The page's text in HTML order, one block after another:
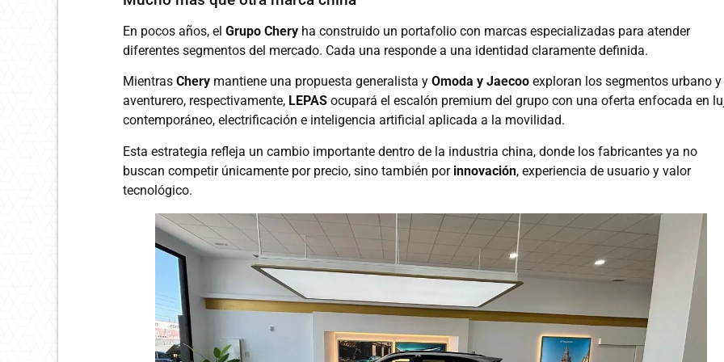
En pocos años, el Grupo Chery ha construido un portafolio con marcas especializadas para atender
diferentes segmentos del mercado. Cada una responde a una identidad claramente definida.
Mientras Chery mantiene una propuesta generalista y Omoda y Jaecoo exploran los segmentos urbano y
aventurero, respectivamente, LEPAS ocupará el escalón premium del grupo con una oferta enfocada en
contemporáneo, electrificación e inteligencia artificial aplicada a la movilidad.
Esta estrategia refleja un cambio importante dentro de la industria china, donde los fabricantes ya no
buscan competir únicamente por precio, sino también por innovación, experiencia de usuario y valor
tecnológico.